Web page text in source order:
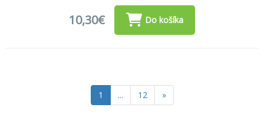
10,30€ Do košíka
1 ... 12 »